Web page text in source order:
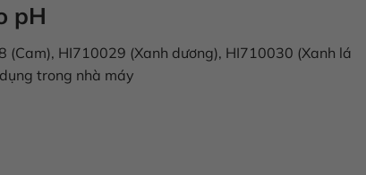
pH
(Cam), HI710029 (Xanh dương), HI710030 (Xanh lá
trong nhà máy